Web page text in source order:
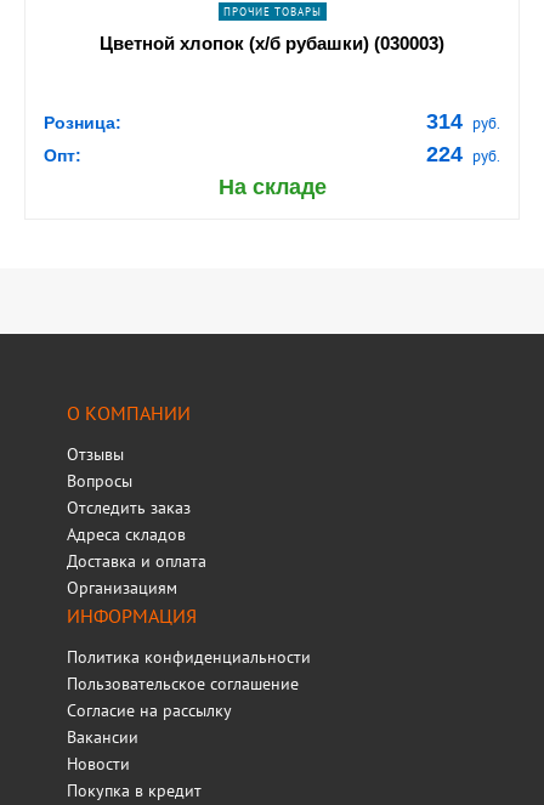
ПРОЧИЕ ТОВАРЫ
Цветной хлопок (х/б рубашки) (030003)
Розница: 314 руб.
Опт: 224 руб.
На складе
О КОМПАНИИ
Отзывы
Вопросы
Отследить заказ
Адреса складов
Доставка и оплата
Организациям
ИНФОРМАЦИЯ
Политика конфиденциальности
Пользовательское соглашение
Согласие на рассылку
Вакансии
Новости
Покупка в кредит